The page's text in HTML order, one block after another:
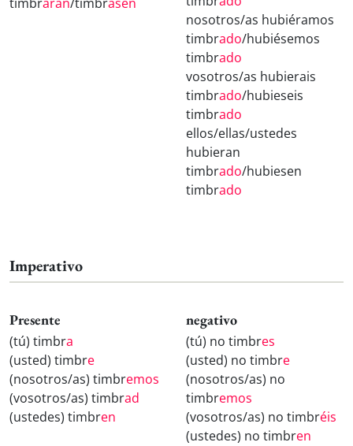
nosotros/as hubiéramos
timbrado/hubiésemos
timbrado
vosotros/as hubierais
timbrado/hubieseis
timbrado
ellos/ellas/ustedes
hubieran
timbrado/hubiesen
timbrado
Imperativo
Presente
(tú) timbra
(usted) timbre
(nosotros/as) timbremos
(vosotros/as) timbrad
(ustedes) timbren
negativo
(tú) no timbres
(usted) no timbre
(nosotros/as) no
timbremos
(vosotros/as) no timbréis
(ustedes) no timbren